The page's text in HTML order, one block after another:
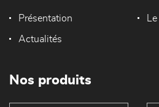
Présentation
Actualités
Nos produits